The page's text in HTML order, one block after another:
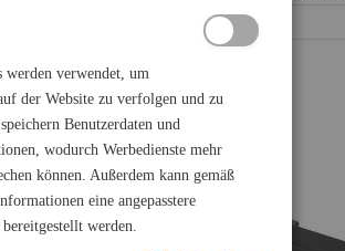
werden verwendet, um
der Website zu verfolgen und zu
Benutzerdaten und
wodurch Werbedienste mehr
können. Außerdem kann gemäß
eine angepasstere
werden.